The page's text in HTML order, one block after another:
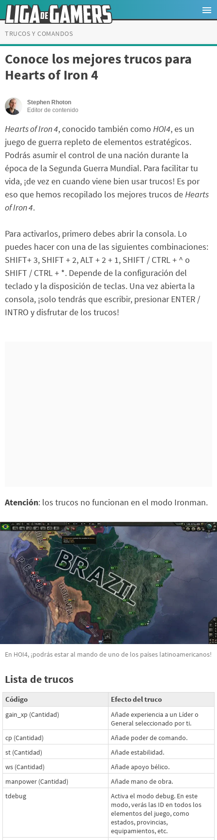
TRUCOS Y COMANDOS
Conoce los mejores trucos para
Hearts of Iron 4
Stephen Rhoton
Editor de contenido
Hearts of Iron 4, conocido también como HOI4, es un
juego de guerra repleto de elementos estratégicos.
Podrás asumir el control de una nación durante la
época de la Segunda Guerra Mundial. Para facilitar tu
vida, ¡de vez en cuando viene bien usar trucos! Es por
eso que hemos recopilado los mejores trucos deHearts
of Iron 4.
Para activarlos, primero debes abrir la consola. Lo
puedes hacer con una de las siguientes combinaciones:
SHIFT+ 3, SHIFT + 2, ALT + 2 + 1, SHIFT / CTRL + ^ o
SHIFT / CTRL + *. Depende de la configuración del
teclado y la disposición de teclas. Una vez abierta la
consola, ¡solo tendrás que escribir, presionar ENTER /
INTRO y disfrutar de los trucos!
Atención: los trucos no funcionan en el modo Ironman.
En HOI4, ¡podrás estar al mando de uno de los países latinoamericanos!
Lista de trucos
Código Efecto del truco
gain_xp (Cantidad)
Añade experiencia a un Líder o
General seleccionado por ti.
cp (Cantidad)
Añade poder de comando.
st (Cantidad)
Añade estabilidad.
ws (Cantidad)
Añade apoyo bélico.
manpower (Cantidad)
Añade mano de obra.
tdebug
Activa el modo debug. En este
modo, verás las ID en todos los
elementos del juego, como
estados, provincias,
equipamientos, etc.